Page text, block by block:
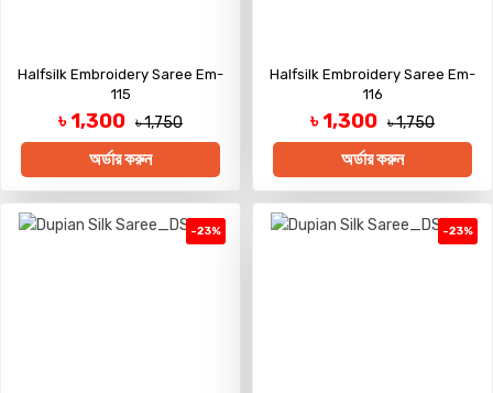
Halfsilk Embroidery Saree Em-
115
৳ 1,300 ৳ 1,750
অর্ডার করুন
Halfsilk Embroidery Saree Em-
116
৳ 1,300 ৳ 1,750
অর্ডার করুন
-23% -23%